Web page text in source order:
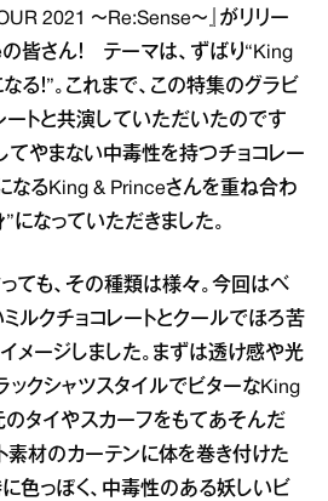
2021 〜Re:Sense〜』がリリー
皆さん！ テーマは、ずばり“King
る！”。これまで、この特集のグラビ
ートと共演していただいたのです
てやまない中毒性を持つチョコレー
になるKing & Princeさんを重ね合わ
になっていただきました。
ても、その種類は様々。今回はベ
ルクチョコレートとクールでほろ苦
メージしました。まずは透け感や光
ックシャツスタイルでビターなKing
タイやスカーフをもてあそんだ
素材のカーテンに体を巻き付けた
色っぽく、中毒性のある妖しいビ